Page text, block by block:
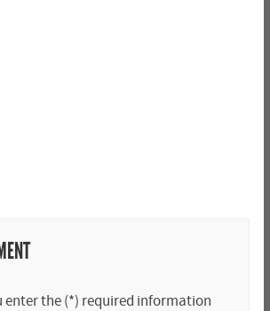
enter the (*) required information